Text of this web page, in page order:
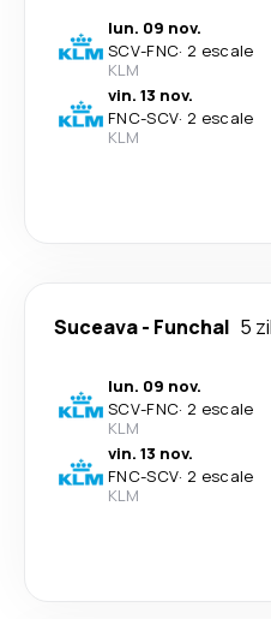
lun. 09 nov.
SCV-FNC· 2 escale
KLM
vin. 13 nov.
FNC-SCV· 2 escale
KLM
Suceava- Funchal 5
lun. 09 nov.
SCV-FNC· 2 escale
KLM
vin. 13 nov.
FNC-SCV· 2 escale
KLM